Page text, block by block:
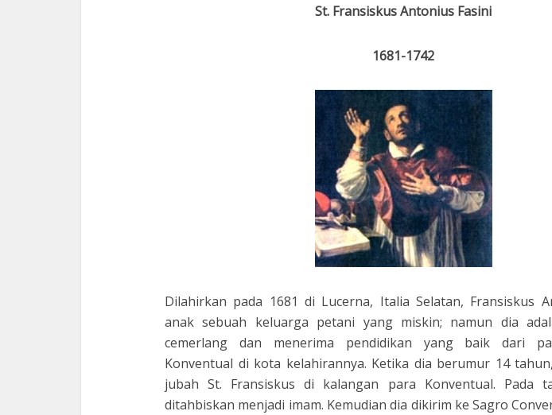
St. Fransiskus Antonius Fasini
1681-1742
Dilahirkan pada 1681 di Lucerna, Italia Selatan, Fransiskus
anak sebuah keluarga petani yang miskin; namun dia
cemerlang dan menerima pendidikan yang baik dari
Konventual di kota kelahirannya. Ketika dia berumur 14
jubah St. Fransiskus di kalangan para Konventual. Pada
ditahbiskan menjadi imam. Kemudian dia dikirim ke Sagro